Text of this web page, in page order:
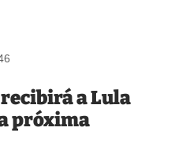
a Lula
próxima